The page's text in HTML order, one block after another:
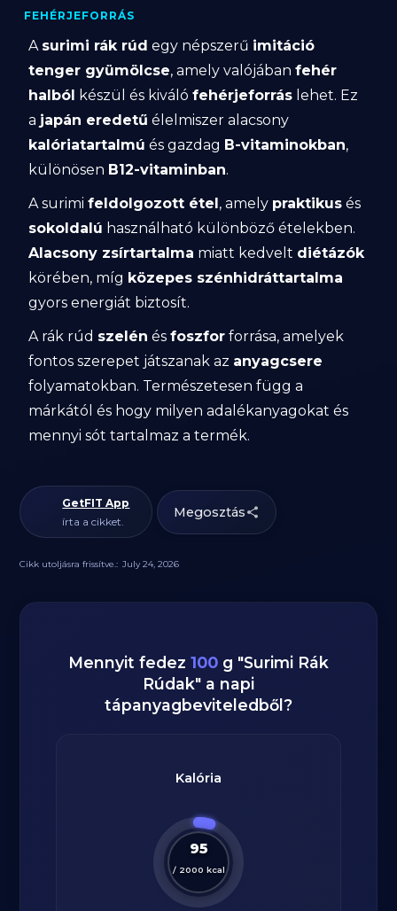
FEHÉRJEFORRÁS
A surimi rák rúd egy népszerű imitáció
tenger gyümölcse, amely valójábanfehér
halból készül és kiválófehérjeforrás lehet. Ez
a japán eredetű élelmiszer alacsony
kalóriatartalmú és gazdag B-vitaminokban,
különösen B12-vitaminban.
A surimifeldolgozott étel, amely praktikus és
sokoldalú használható különböző ételekben.
Alacsony zsírtartalma miatt kedvelt diétázók
körében, míg közepes szénhidráttartalma
gyors energiát biztosít.
A rák rúd szelén ésfoszfor forrása, amelyek
fontos szerepet játszanak az anyagcsere
folyamatokban. Természetesen függ a
márkától és hogy milyen adalékanyagokat és
mennyi sót tartalmaz a termék.
GetFIT App
írta a cikket.
Megosztás
Cikk utoljásra frissítve.: July 24, 2026
Mennyit fedez 100 g "Surimi Rák
Rúdak" a napi
tápanyagbeviteledből?
Kalória
95
/ 2000 kcal